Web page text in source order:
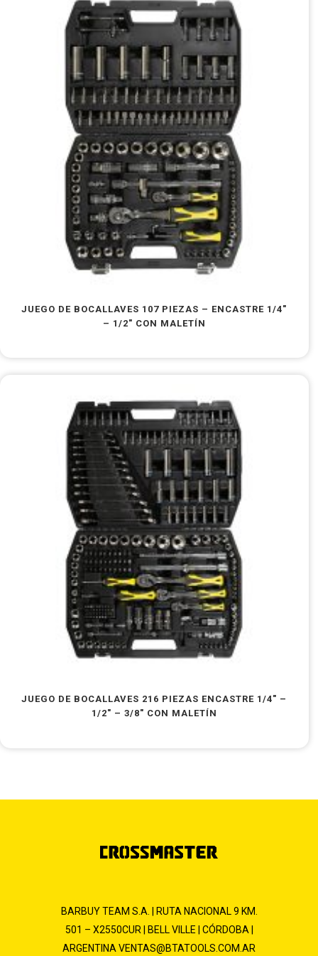
JUEGO DE BOCALLAVES 107 PIEZAS – ENCASTRE 1/4″
– 1/2″ CON MALETÍN
JUEGO DE BOCALLAVES 216 PIEZAS ENCASTRE 1/4″ –
1/2″ – 3/8″ CON MALETÍN
BARBUY TEAM S.A. | RUTA NACIONAL 9 KM.
501 – X2550CUR | BELL VILLE | CÓRDOBA |
ARGENTINA VENTAS@BTATOOLS.COM.AR